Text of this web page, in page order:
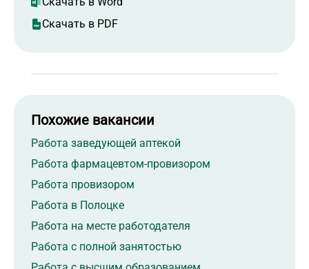
Скачать в PDF
Похожие вакансии
Работа заведующей аптекой
Работа фармацевтом-провизором
Работа провизором
Работа в Полоцке
Работа на месте работодателя
Работа с полной занятостью